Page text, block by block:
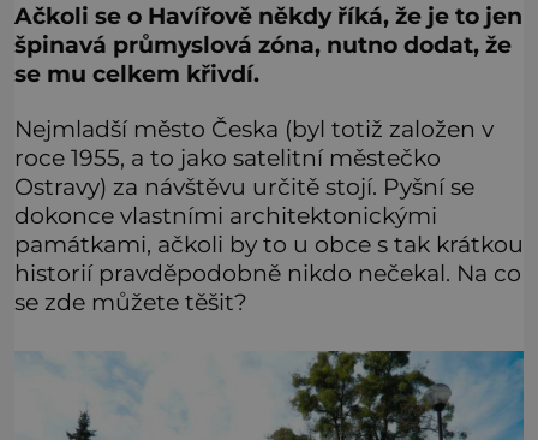
Ačkoli se o Havířově někdy říká, že je to jen
špinavá průmyslová zóna, nutno dodat, že
se mu celkem křivdí.
Nejmladší město Česka (byl totiž založen v
roce 1955, a to jako satelitní městečko
Ostravy) za návštěvu určitě stojí. Pyšní se
dokonce vlastními architektonickými
památkami, ačkoli by to u obce s tak krátkou
historií pravděpodobně nikdo nečekal. Na co
se zde můžete těšit?